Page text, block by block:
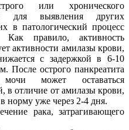
или хронического
для выявления других
в патологический процесс
Как правило, активность
активности амилазы крови,
с задержкой в 6-10
После острого панкреатита
может оставаться
отличие от амилазы крови,
норму уже через 2-4 дня.
рака, затрагивающего